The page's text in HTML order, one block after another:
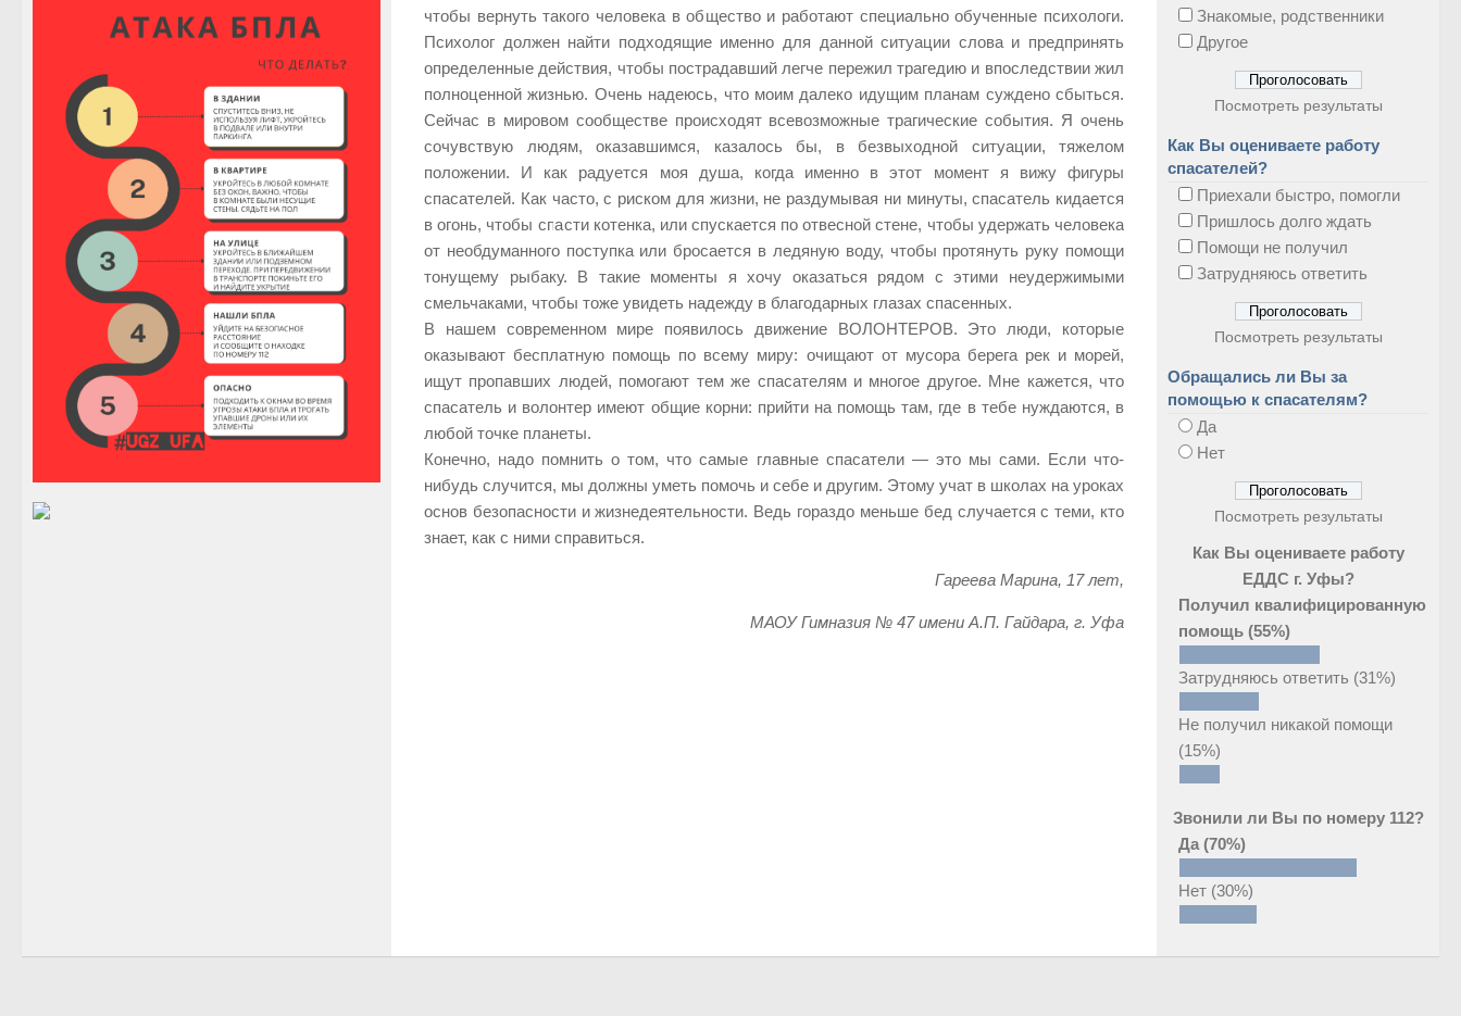
чтобы вернуть такого человека в общество и работают специально обученные психологи.
Психолог должен найти подходящие именно для данной ситуации слова и предпринять
определенные действия, чтобы пострадавший легче пережил трагедию и впоследствии жил
полноценной жизнью. Очень надеюсь, что моим далеко идущим планам суждено сбыться.
Сейчас в мировом сообществе происходят всевозможные трагические события. Я очень
сочувствую людям, оказавшимся, казалось бы, в безвыходной ситуации, тяжелом
положении. И как радуется моя душа, когда именно в этот момент я вижу фигуры
спасателей. Как часто, с риском для жизни, не раздумывая ни минуты, спасатель кидается
в огонь, чтобы спасти котенка, или спускается по отвесной стене, чтобы удержать человека
от необдуманного поступка или бросается в ледяную воду, чтобы протянуть руку помощи
тонущему рыбаку. В такие моменты я хочу оказаться рядом с этими неудержимыми
смельчаками, чтобы тоже увидеть надежду в благодарных глазах спасенных.
В нашем современном мире появилось движение ВОЛОНТЕРОВ. Это люди, которые
оказывают бесплатную помощь по всему миру: очищают от мусора берега рек и морей,
ищут пропавших людей, помогают тем же спасателям и многое другое. Мне кажется, что
спасатель и волонтер имеют общие корни: прийти на помощь там, где в тебе нуждаются, в
любой точке планеты.
Конечно, надо помнить о том, что самые главные спасатели — это мы сами. Если что-
нибудь случится, мы должны уметь помочь и себе и другим. Этому учат в школах на уроках
основ безопасности и жизнедеятельности. Ведь гораздо меньше бед случается с теми, кто
знает, как с ними справиться.
Гареева Марина, 17 лет,
МАОУ Гимназия № 47 имени А.П. Гайдара, г. Уфа
Знакомые, родственники
Другое
Посмотреть результаты
Как Вы оцениваете работу
спасателей?
Приехали быстро, помогли
Пришлось долго ждать
Помощи не получил
Затрудняюсь ответить
Посмотреть результаты
Обращались ли Вы за
помощью к спасателям?
Да
Нет
Посмотреть результаты
Как Вы оцениваете работу
ЕДДС г. Уфы?
Получил квалифицированную
помощь (55%)
Затрудняюсь ответить (31%)
Не получил никакой помощи
(15%)
Звонили ли Вы по номеру 112?
Да (70%)
Нет (30%)